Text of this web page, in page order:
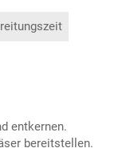
entkernen.
bereitstellen.